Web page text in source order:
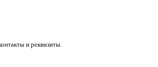
и реквизиты.